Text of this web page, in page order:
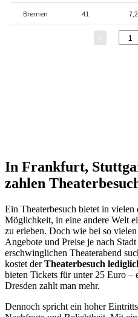
In Frankfurt,
zahlen
Ein Theaterbesuch bietet in vielen
Möglichkeit, in eine andere Welt
zu erleben. Doch wie bei so
Angebote und Preise je nach
erschwinglichen Theaterabend
kostet derTheaterbesuch
bieten Tickets für unter 25 Euro
Dresden zahlt man mehr.
Dennoch spricht ein hoher